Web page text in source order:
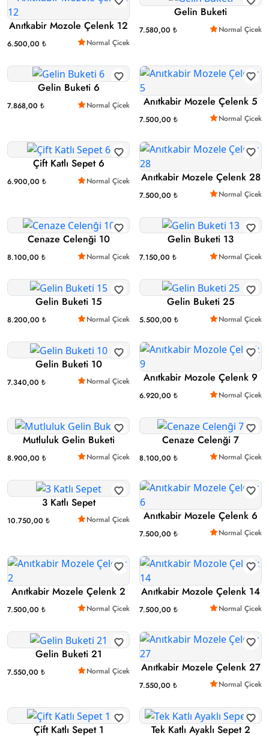
Anıtkabir Mozole Çelenk 12
6.500,00 ₺ Normal Çicek
Gelin Buketi
7.580,00 ₺ Normal Çicek
Gelin Buketi 6
7.868,00 ₺ Normal Çicek Anıtkabir Mozele Çelenk 5
7.500,00 ₺ Normal Çicek
Çift Katlı Sepet 6
6.900,00 ₺ Normal Çicek Anıtkabir Mozele Çelenk 28
7.500,00 ₺ Normal Çicek
Cenaze Celenği 10
8.100,00 ₺ Normal Çicek
Gelin Buketi 13
7.150,00 ₺ Normal Çicek
Gelin Buketi 15
8.200,00 ₺ Normal Çicek
Gelin Buketi 25
5.500,00 ₺ Normal Çicek
Gelin Buketi 10
7.340,00 ₺ Normal Çicek Anıtkabir Mozole Çelenk 9
6.920,00 ₺ Normal Çicek
Mutluluk Gelin Buketi
8.900,00 ₺ Normal Çicek
Cenaze Celenği 7
8.100,00 ₺ Normal Çicek
3 Katlı Sepet
10.750,00 ₺ Normal Çicek Anıtkabir Mozele Çelenk 6
7.500,00 ₺ Normal Çicek
Anıtkabir Mozele Çelenk 2
7.500,00 ₺ Normal Çicek
Anıtkabir Mozole Çelenk 14
7.500,00 ₺ Normal Çicek
Gelin Buketi 21
7.550,00 ₺ Normal Çicek Anıtkabir Mozele Çelenk 27
7.550,00 ₺ Normal Çicek
Çift Katlı Sepet 1 Tek Katlı Ayaklı Sepet 2